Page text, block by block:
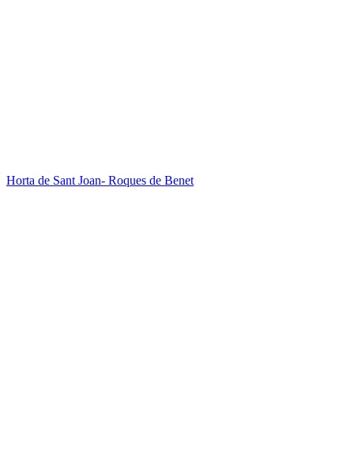
Horta de Sant Joan- Roques de Benet